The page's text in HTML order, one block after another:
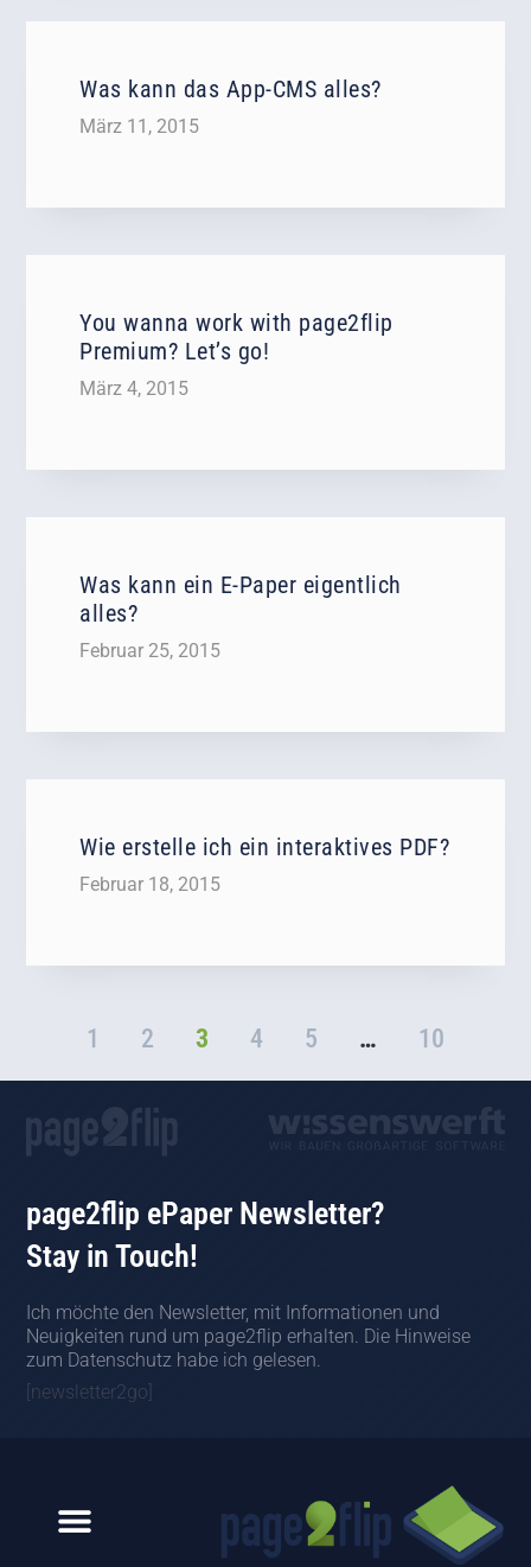
Was kann das App-CMS alles?
März 11, 2015
You wanna work with page2flip
Premium? Let’s go!
März 4, 2015
Was kann ein E-Paper eigentlich
alles?
Februar 25, 2015
Wie erstelle ich ein interaktives PDF?
Februar 18, 2015
1 2 3 4 5 … 10
page2flip ePaper Newsletter?
Stay in Touch!
Ich möchte den Newsletter, mit Informationen und
Neuigkeiten rund um page2flip erhalten. Die Hinweise
zum Datenschutz habe ich gelesen.
[newsletter2go]